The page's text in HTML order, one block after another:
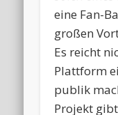
eine Fan-
großen
Es reicht
Plattform
publik
Projekt